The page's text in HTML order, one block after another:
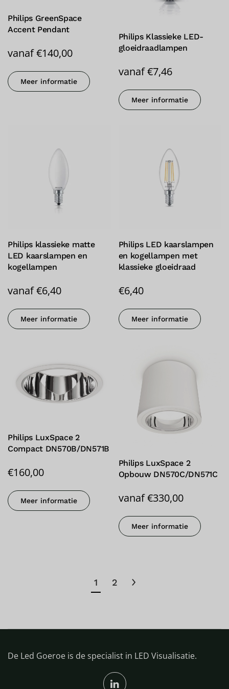
Philips GreenSpace
Accent Pendant
vanaf€140,00
Meer informatie
Philips Klassieke LED-
gloeidraadlampen
vanaf €7,46
Meer informatie
Philips klassieke matte
LED kaarslampen en
kogellampen
vanaf€6,40
Meer informatie
Philips LED kaarslampen
en kogellampen met
klassieke gloeidraad
€6,40
Meer informatie
Philips LuxSpace 2
Compact DN570B/DN571B
€160,00
Meer informatie
Philips LuxSpace 2
Opbouw DN570C/DN571C
vanaf €330,00
Meer informatie
1 2
De Led Goeroe is de specialist in LED Visualisatie.